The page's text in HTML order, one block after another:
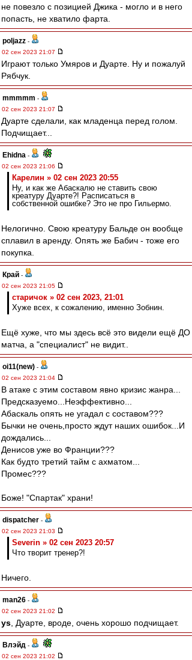
не повезло с позицией Джика - могло и в него
попасть, не хватило фарта.
poljazz -
02 сен 2023 21:07
Играют только Умяров и Дуарте. Ну и пожалуй
Рябчук.
mmmmm -
02 сен 2023 21:07
Дуарте сделали, как младенца перед голом.
Подчищает...
Ehidna -
02 сен 2023 21:06
Карелин » 02 сен 2023 20:55
Ну, и как же Абаскалю не ставить свою
креатуру Дуарте?! Расписаться в
собственной ошибке? Это не про Гильермо.
Нелогично. Свою креатуру Бальде он вообще
сплавил в аренду. Опять же Бабич - тоже его
покупка.
Край -
02 сен 2023 21:05
старичок » 02 сен 2023, 21:01
Хуже всех, к сожалению, именно Зобнин.
Ещё хуже, что мы здесь всё это видели ещё ДО
матча, а "специалист" не видит..
oi11(new) -
02 сен 2023 21:04
В атаке с этим составом явно кризис жанра...
Предсказуемо...Неэффективно...
Абаскаль опять не угадал с составом???
Бычки не очень,просто ждут наших ошибок...И
дождались...
Денисов уже во Франции???
Как будто третий тайм с ахматом...
Промес???
Боже! "Спартак" храни!
dispatcher -
02 сен 2023 21:03
Severin » 02 сен 2023 20:57
Что творит тренер?!
Ничего.
man26 -
02 сен 2023 21:02
ys , Дуарте, вроде, очень хорошо подчищает.
Влэйд -
02 сен 2023 21:02